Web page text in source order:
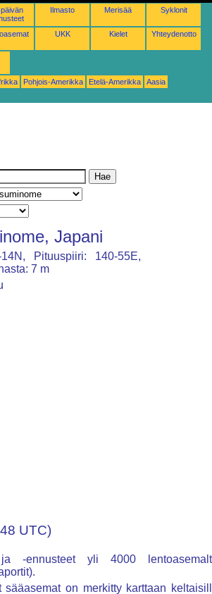
Ilmasto Merisää Syklonit
UKK Kielet Yhteydenotto
Pohjois-Amerikka Etelä-Amerikka
Aasia
Japani
Pituuspiiri: 140-55E,
7 m
UTC)
ja -ennusteet yli 4000
sääasemat on merkitty karttaan